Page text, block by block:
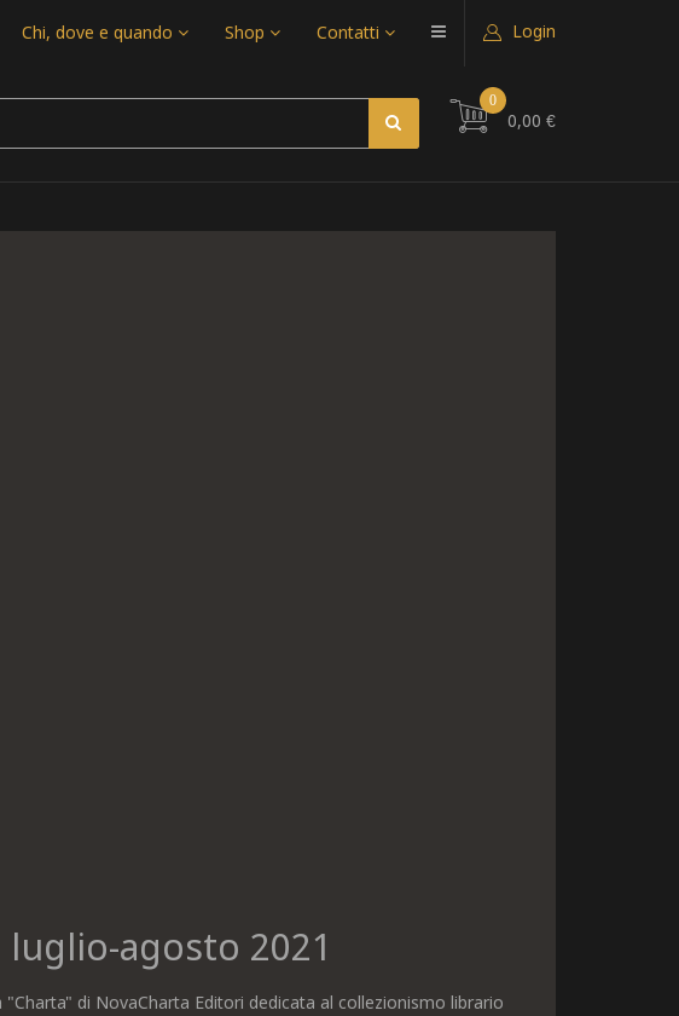
Chi, dove e quando Shop Contatti Login
0
0,00 €
agosto 2021
di NovaCharta Editori dedicata al collezionismo librario